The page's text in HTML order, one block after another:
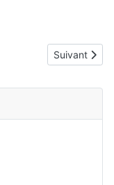
Article
Suivant